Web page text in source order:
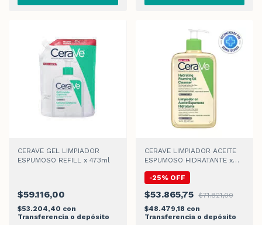
CERAVE GEL LIMPIADOR
ESPUMOSO REFILL x 473ml
$59.116,00
$53.204,40 con
Transferencia o depósito
CERAVE LIMPIADOR ACEITE
ESPUMOSO HIDRATANTE x
473ml
-25% OFF
$53.865,75
$71.821,00
$48.479,18 con
Transferencia o depósito